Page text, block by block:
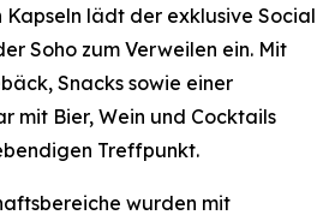
Kapseln lädt der exklusive Social
Soho zum Verweilen ein. Mit
Snacks sowie einer
mit Bier, Wein und Cocktails
Treffpunkt.
wurden mit